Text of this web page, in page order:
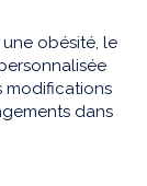
obésité, le
modifications
dans